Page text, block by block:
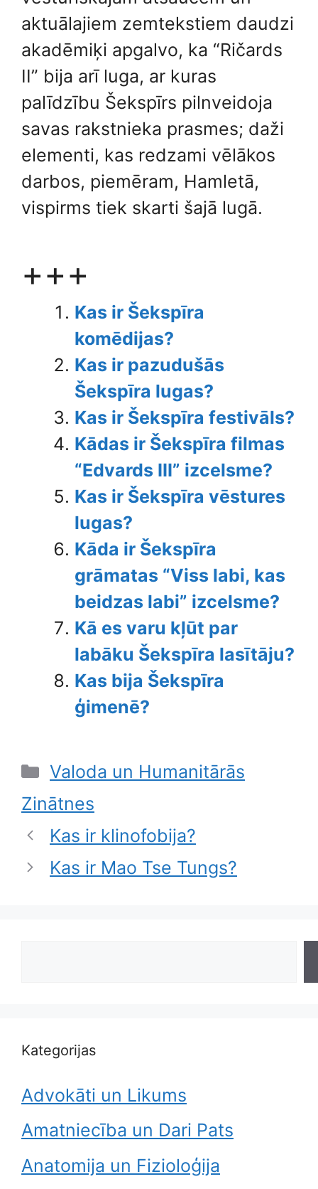
aktuālajiem zemtekstiem daudzi
akadēmiķi apgalvo, ka “Ričards
II” bija arī luga, ar kuras
palīdzību Šekspīrs pilnveidoja
savas rakstnieka prasmes; daži
elementi, kas redzami vēlākos
darbos, piemēram, Hamletā,
vispirms tiek skarti šajā lugā.
+++
Kas ir Šekspīra
komēdijas?
Kas ir pazudušās
Šekspīra lugas?
Kas ir Šekspīra festivāls?
Kādas ir Šekspīra filmas
“Edvards III” izcelsme?
Kas ir Šekspīra vēstures
lugas?
Kāda ir Šekspīra
grāmatas “Viss labi, kas
beidzas labi” izcelsme?
Kā es varu kļūt par
labāku Šekspīra lasītāju?
Kas bija Šekspīra
ģimenē?
Categories
Valoda un Humanitārās
Zinātnes
Kas ir klinofobija?
Kas ir Mao Tse Tungs?
Kategorijas
Advokāti un Likums
Amatniecība un Dari Pats
Anatomija un Fizioloģija